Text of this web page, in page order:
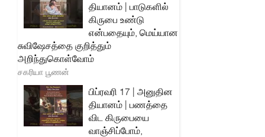
தியானம் | பாடுகளில்
கிருபை உண்டு
என்பதையும், மெய்யான
சுவிஷேசத்தை குறித்தும்
அறிந்துகொள்வோம்
சகரியா பூணன்
பிப்ரவரி 17 | அனுதின
தியானம் | பணத்தை
விட கிருபையை
வாஞ்சிப்போம்,